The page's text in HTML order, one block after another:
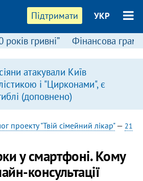
Підтримати УКР
років гривні” Фінансова
атакували Київ
і "Цирконами", є
(доповнено)
проекту "Твій сімейний лікар"— 21
у смартфоні. Кому
консультації